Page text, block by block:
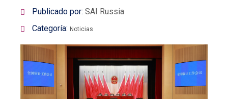
Publicado por: SAI Russia
Categoría: Noticias